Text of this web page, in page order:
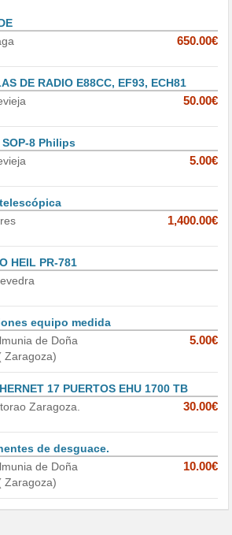
650.00€
DE RADIO E88CC, EF93, ECH81
50.00€
SOP-8 Philips
5.00€
1,400.00€
HEIL PR-781
equipo medida
de Doña
Zaragoza)
5.00€
17 PUERTOS EHU 1700 TB
Zaragoza.
30.00€
de desguace.
de Doña
Zaragoza)
10.00€